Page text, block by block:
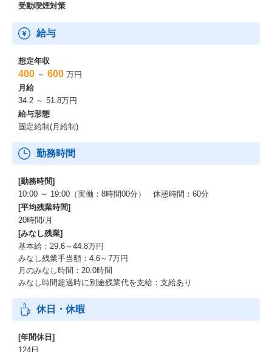
受動喫煙対策
給与
想定年収
400 ～ 600 万円
月給
34.2 ～ 51.8万円
給与形態
固定給制(月給制)
勤務時間
[勤務時間]
10:00 ～ 19:00（実働：8時間00分） 休憩時間：60分
[平均残業時間]
20時間/月
[みなし残業]
基本給：29.6～44.8万円
みなし残業手当額：4.6～7万円
月のみなし時間：20.0時間
みなし時間超過時に別途残業代を支給：支給あり
休日・休暇
[年間休日]
124日